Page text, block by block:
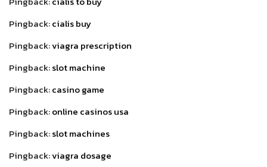
Pingback:cialis buy
Pingback:viagra prescription
Pingback:slot machine
Pingback:casino game
Pingback:online casinos usa
Pingback:slot machines
Pingback:viagra dosage